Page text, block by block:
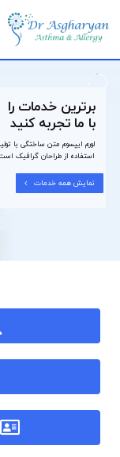
نمایش همه خدمات
لورم ایپسوم متن ساختگی با
استفاده از طراحان گرافیک
برترین خدمات را
با ما تجربه کنید